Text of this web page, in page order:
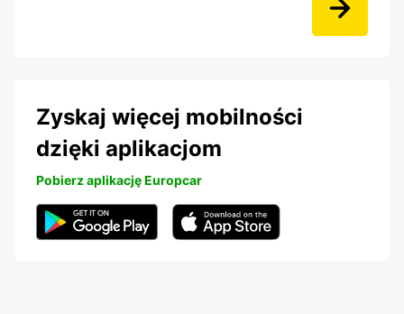
Zyskaj więcej mobilności
dzięki aplikacjom
Pobierz aplikację Europcar